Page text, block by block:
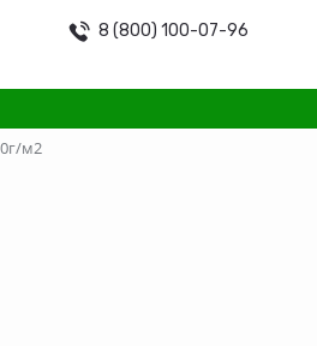
8 (800) 100-07-96
м2